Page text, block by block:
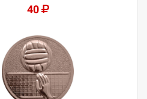
40
Добавить в корзину